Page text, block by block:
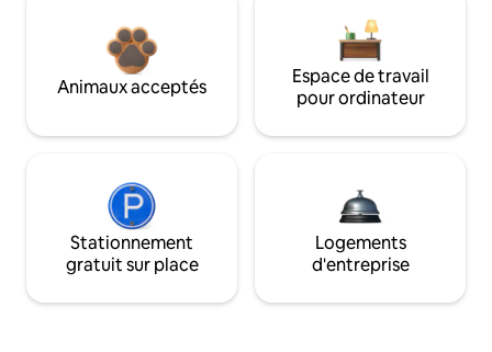
Animaux acceptés
Espace de travail
pour ordinateur
Stationnement
gratuit sur place
Logements
d'entreprise